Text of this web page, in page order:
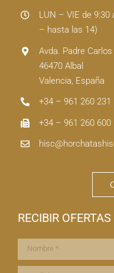
LUN – VIE de 9:30
– hasta las 14)
Avda. Padre
46470 Albal
Valencia, España
+34 – 961 260 231
+34 – 961 260 600
RECIBIR OFERTAS